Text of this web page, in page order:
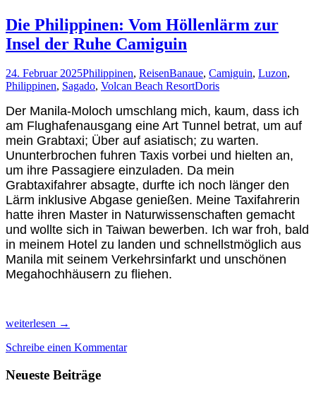
Die Philippinen: Vom Höllenlärm zur
Insel der Ruhe Camiguin
24. Februar 2025Philippinen, ReisenBanaue, Camiguin, Luzon,
Philippinen, Sagado, Volcan Beach ResortDoris
Der Manila-Moloch umschlang mich, kaum, dass ich
am Flughafenausgang eine Art Tunnel betrat, um auf
mein Grabtaxi; Über auf asiatisch; zu warten.
Ununterbrochen fuhren Taxis vorbei und hielten an,
um ihre Passagiere einzuladen. Da mein
Grabtaxifahrer absagte, durfte ich noch länger den
Lärm inklusive Abgase genießen. Meine Taxifahrerin
hatte ihren Master in Naturwissenschaften gemacht
und wollte sich in Taiwan bewerben. Ich war froh, bald
in meinem Hotel zu landen und schnellstmöglich aus
Manila mit seinem Verkehrsinfarkt und unschönen
Megahochhäusern zu fliehen.
Die
Vom
zur
weiterlesen →
Schreibe einen Kommentar
Neueste Beiträge